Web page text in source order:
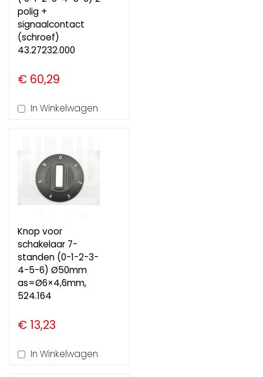
polig +
signaalcontact
(schroef)
43.27232.000
€ 60,29
In Winkelwagen
Knop voor
schakelaar 7-
standen (0-1-2-3-
4-5-6) Ø50mm
as=Ø6×4,6mm,
524.164
€ 13,23
In Winkelwagen